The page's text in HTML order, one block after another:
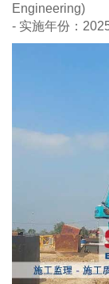
Engineering)
- 实施年份：